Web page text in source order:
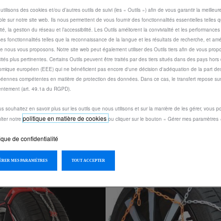
POLAIRE
S84)
13/08
-
Code 1623149080
SNOW SOCKS POLAIRE
Livraison :13/08
Price
€
Quantity
1
des cookies et/ou d’autres outils de suivi (les « Outils ») afin de vous garantir la
sur notre site web. Ils nous permettent de vous fournir des fonctionnalités essentielles telles
la gestion du réseau et l’accessibilité. Les Outils améliorent la convivialité et les
fonctionnalités telles que la reconnaissance de la langue et les résultats de recherche, et
nous vous proposons. Notre site web peut également utiliser des Outils tiers afin de vous
plus pertinentes. Certains Outils peuvent être traités par des tiers situés dans des pays hors
européen (EEE) qui ne bénéficient pas encore d'une décision d'adéquation de la part
compétentes en matière de protection des données. Dans ce cas, le transfert repose
(art. 49.1a du RGPD).
souhaitez en savoir plus sur les outils que nous utilisons et sur la manière de les gérer, vous
notrepolitique en matière de cookies ou cliquer sur le bouton « Gérer mes paramètres
de confidentialité
MES PARAMÈTRES TOUT ACCEPTER